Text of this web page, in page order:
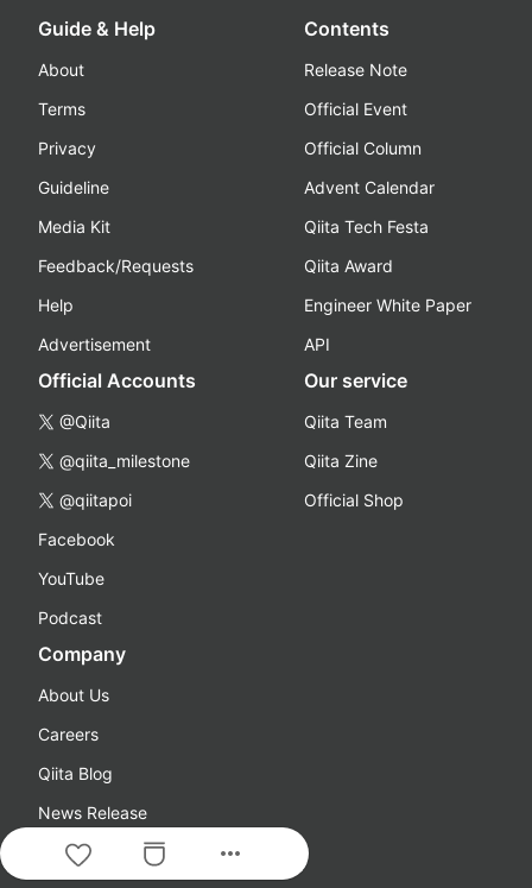
more_horiz
Guide & Help
About
Terms
Privacy
Guideline
Media Kit
Feedback/Requests
Help
Advertisement
Contents
Release Note
Official Event
Official Column
Advent Calendar
Qiita Tech Festa
Qiita Award
Engineer White Paper
API
Official Accounts
@Qiita
@qiita_milestone
@qiitapoi
Facebook
YouTube
Podcast
Our service
Qiita Team
Qiita Zine
Official Shop
Company
About Us
Careers
Qiita Blog
News Release